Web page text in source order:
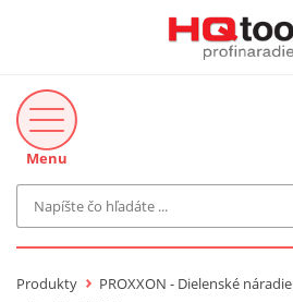
Značka
Makita-Záhrada
Menu
Produkty
PROXXON - Dielenské náradie